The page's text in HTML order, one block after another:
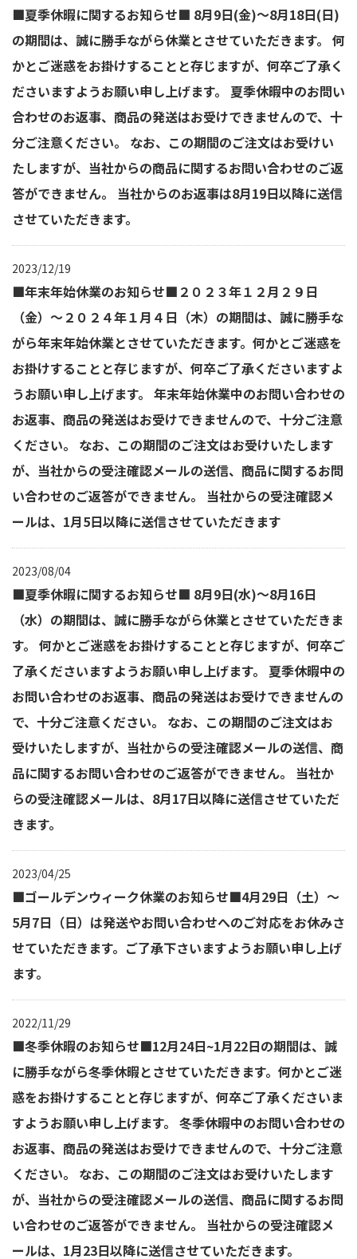
■夏季休暇に関するお知らせ■ 8月9日(金)～8月18日(日)
の期間は、誠に勝手ながら休業とさせていただきます。 何
かとご迷惑をお掛けすることと存じますが、何卒ご了承く
ださいますようお願い申し上げます。 夏季休暇中のお問い
合わせのお返事、商品の発送はお受けできませんので、十
分ご注意ください。 なお、この期間のご注文はお受けい
たしますが、当社からの商品に関するお問い合わせのご返
答ができません。 当社からのお返事は8月19日以降に送信
させていただきます。
2023/12/19
■年末年始休業のお知らせ■２０２３年１２月２９日
（金）～２０２４年１月４日（木）の期間は、誠に勝手な
がら年末年始休業とさせていただきます。何かとご迷惑を
お掛けすることと存じますが、何卒ご了承くださいますよ
うお願い申し上げます。 年末年始休業中のお問い合わせの
お返事、商品の発送はお受けできませんので、十分ご注意
ください。 なお、この期間のご注文はお受けいたします
が、当社からの受注確認メールの送信、商品に関するお問
い合わせのご返答ができません。 当社からの受注確認メ
ールは、1月5日以降に送信させていただきます
2023/08/04
■夏季休暇に関するお知らせ■ 8月9日(水)～8月16日
（水）の期間は、誠に勝手ながら休業とさせていただきま
す。 何かとご迷惑をお掛けすることと存じますが、何卒ご
了承くださいますようお願い申し上げます。 夏季休暇中の
お問い合わせのお返事、商品の発送はお受けできませんの
で、十分ご注意ください。 なお、この期間のご注文はお
受けいたしますが、当社からの受注確認メールの送信、商
品に関するお問い合わせのご返答ができません。 当社か
らの受注確認メールは、8月17日以降に送信させていただ
きます。
2023/04/25
■ゴールデンウィーク休業のお知らせ■4月29日（土）～
5月7日（日）は発送やお問い合わせへのご対応をお休みさ
せていただきます。ご了承下さいますようお願い申し上げ
ます。
2022/11/29
■冬季休暇のお知らせ■12月24日~1月22日の期間は、誠
に勝手ながら冬季休暇とさせていただきます。何かとご迷
惑をお掛けすることと存じますが、何卒ご了承くださいま
すようお願い申し上げます。 冬季休暇中のお問い合わせの
お返事、商品の発送はお受けできませんので、十分ご注意
ください。 なお、この期間のご注文はお受けいたします
が、当社からの受注確認メールの送信、商品に関するお問
い合わせのご返答ができません。 当社からの受注確認メ
ールは、1月23日以降に送信させていただきます。